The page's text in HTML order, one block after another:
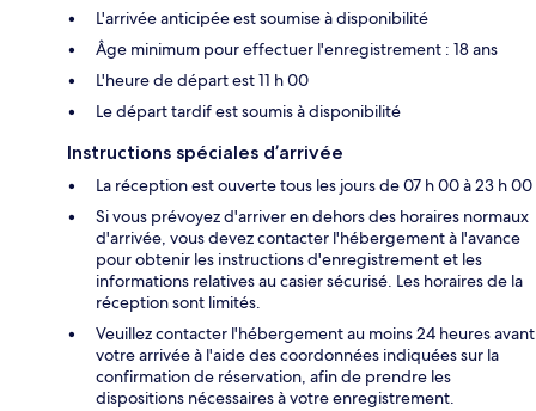
L'arrivée anticipée est soumise à disponibilité
Âge minimum pour effectuer l'enregistrement : 18 ans
L'heure de départ est 11 h 00
Le départ tardif est soumis à disponibilité
Instructions spéciales d’arrivée
La réception est ouverte tous les jours de 07 h 00 à 23 h 00
Si vous prévoyez d'arriver en dehors des horaires normaux
d'arrivée, vous devez contacter l'hébergement à l'avance
pour obtenir les instructions d'enregistrement et les
informations relatives au casier sécurisé. Les horaires de la
réception sont limités.
Veuillez contacter l'hébergement au moins 24 heures avant
votre arrivée à l'aide des coordonnées indiquées sur la
confirmation de réservation, afin de prendre les
dispositions nécessaires à votre enregistrement.